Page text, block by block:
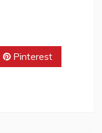
Pinterest